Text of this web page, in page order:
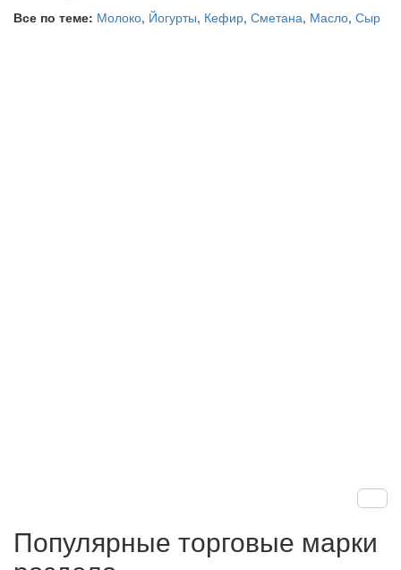
Все по теме: Молоко, Йогурты, Кефир, Сметана, Масло, Сыр
Популярные торговые марки